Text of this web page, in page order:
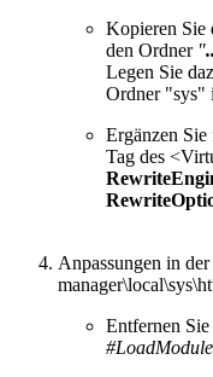
Kopieren Sie
den Ordner "
Legen Sie
Ordner "sys"
Ergänzen
Tag des
Anpassungen in
Entfernen